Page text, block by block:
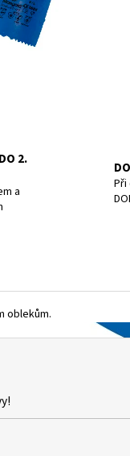
2.
a
Při
oblekům.